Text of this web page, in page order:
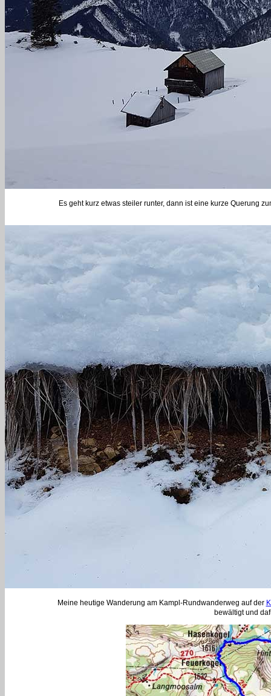
Es geht kurz etwas steiler runter, dann ist eine kurze Querung
Meine heutige Wanderung am Kampl-Rundwanderweg auf der
bewältigt und